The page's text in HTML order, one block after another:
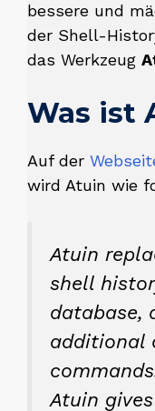
bessere und
der Shell-
das Werkzeug
Was ist
Auf der
wird Atuin wie
Atuin
shell
database,
additional
Atuin